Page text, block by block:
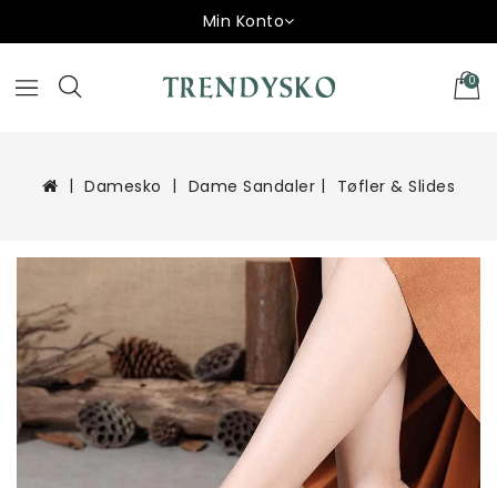
Min Konto
0
Damesko Dame Sandaler Tøfler & Slides